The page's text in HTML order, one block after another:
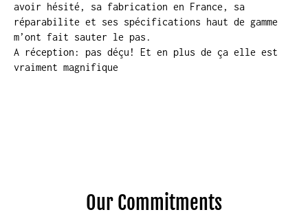
avoir hésité, sa fabrication en France, sa
réparabilite et ses spécifications haut de gamme
m’ont fait sauter le pas.
A réception: pas déçu! Et en plus de ça elle est
vraiment magnifique
Our Commitments